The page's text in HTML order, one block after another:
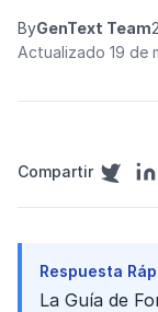
ByGenText Team
Actualizado 19 de
Compartir
Respuesta
La Guía de